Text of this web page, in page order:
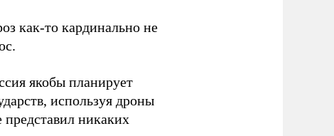
как-то кардинально не
якобы планирует
используя дроны
никаких